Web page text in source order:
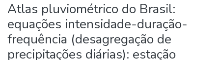
Atlas pluviométrico do Brasil:
equações intensidade-duração-
frequência (desagregação de
precipitações diárias): estação